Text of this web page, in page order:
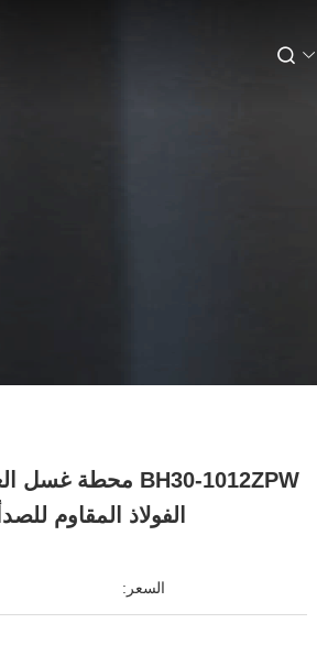
الفولاذ المقاوم للصدأ ANSI Z358.1
السعر: